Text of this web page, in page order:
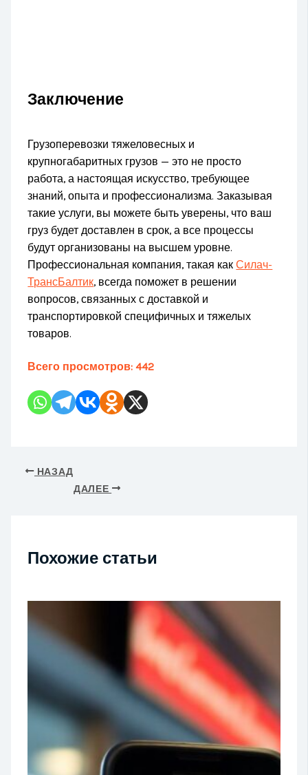
Заключение
Грузоперевозки тяжеловесных и
крупногабаритных грузов — это не просто
работа, а настоящая искусство, требующее
знаний, опыта и профессионализма. Заказывая
такие услуги, вы можете быть уверены, что ваш
груз будет доставлен в срок, а все процессы
будут организованы на высшем уровне.
Профессиональная компания, такая какСилач-
ТрансБалтик, всегда поможет в решении
вопросов, связанных с доставкой и
транспортировкой специфичных и тяжелых
товаров.
Всего просмотров: 442
НАЗАД
ДАЛЕЕ
Похожие статьи